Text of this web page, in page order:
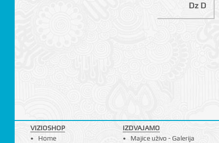
Dz D
VIZIOSHOP
Home
IZDVAJAMO
Majice uživo - Galerija